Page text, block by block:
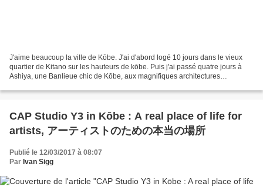
J'aime beaucoup la ville de Kōbe. J'ai d'abord logé 10 jours dans le vieux
quartier de Kitano sur les hauteurs de kōbe. Puis j'ai passé quatre jours à
Ashiya, une Banlieue chic de Kōbe, aux magnifiques architectures
CAP Studio Y3 in Kōbe : A real place of life for
artists, アーティストのための本当の場所
Publié le 12/03/2017 à 08:07
Par Ivan Sigg